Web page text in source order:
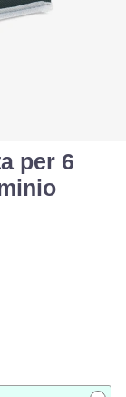
per 6